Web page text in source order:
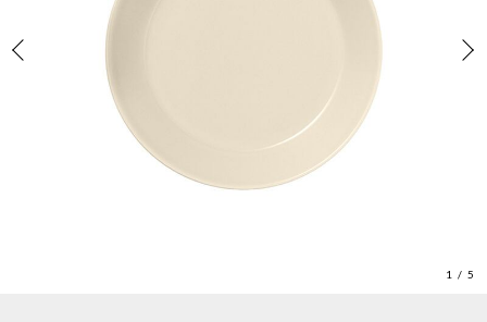
1 /5